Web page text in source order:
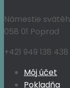
Námestie
058 01 Poprad
+421 949 138 438
Môj účet
Pokladňa